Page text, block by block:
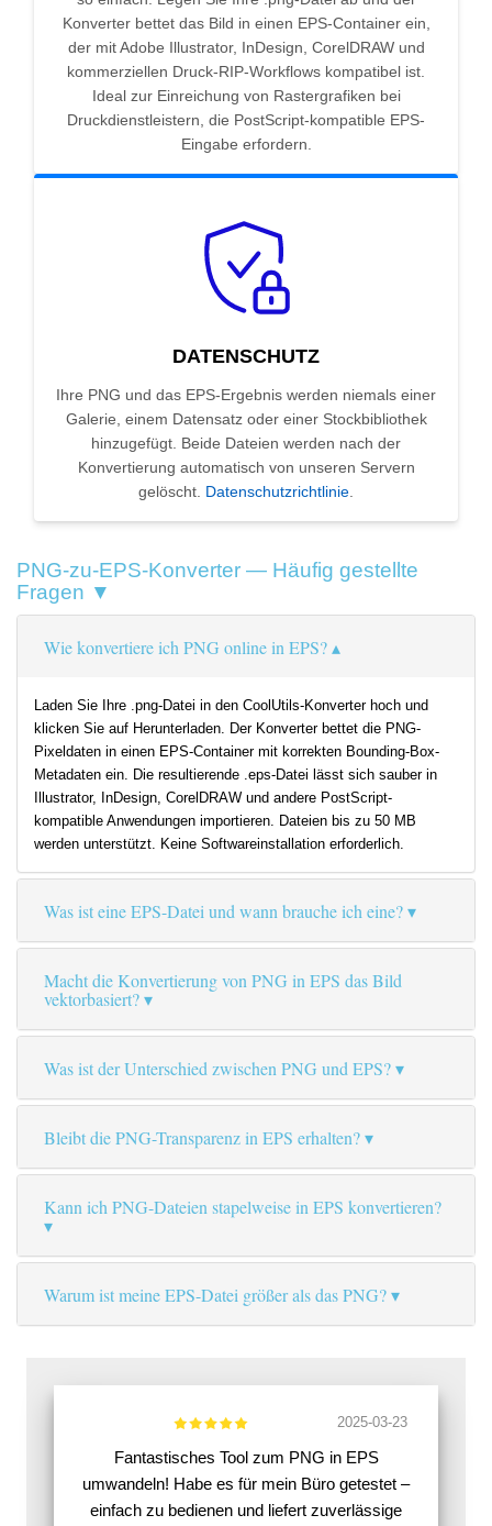
Konverter bettet das Bild in einen EPS-Container ein,
der mit Adobe Illustrator, InDesign, CorelDRAW und
kommerziellen Druck-RIP-Workflows kompatibel ist.
Ideal zur Einreichung von Rastergrafiken bei
Druckdienstleistern, die PostScript-kompatible EPS-
Eingabe erfordern.
DATENSCHUTZ
Ihre PNG und das EPS-Ergebnis werden niemals einer
Galerie, einem Datensatz oder einer Stockbibliothek
hinzugefügt. Beide Dateien werden nach der
Konvertierung automatisch von unseren Servern
gelöscht. Datenschutzrichtlinie.
PNG-zu-EPS-Konverter — Häufig gestellte
Fragen ▼
Wie konvertiere ich PNG online in EPS?
Laden Sie Ihre .png-Datei in den CoolUtils-Konverter hoch und
klicken Sie auf Herunterladen. Der Konverter bettet die PNG-
Pixeldaten in einen EPS-Container mit korrekten Bounding-Box-
Metadaten ein. Die resultierende .eps-Datei lässt sich sauber in
Illustrator, InDesign, CorelDRAW und andere PostScript-
kompatible Anwendungen importieren. Dateien bis zu 50 MB
werden unterstützt. Keine Softwareinstallation erforderlich.
Was ist eine EPS-Datei und wann brauche ich eine?
Macht die Konvertierung von PNG in EPS das Bild
vektorbasiert?
Was ist der Unterschied zwischen PNG und EPS?
Bleibt die PNG-Transparenz in EPS erhalten?
Kann ich PNG-Dateien stapelweise in EPS konvertieren?
Warum ist meine EPS-Datei größer als das PNG?
2025-03-23
Fantastisches Tool zum PNG in EPS
umwandeln! Habe es für mein Büro getestet –
einfach zu bedienen und liefert zuverlässige